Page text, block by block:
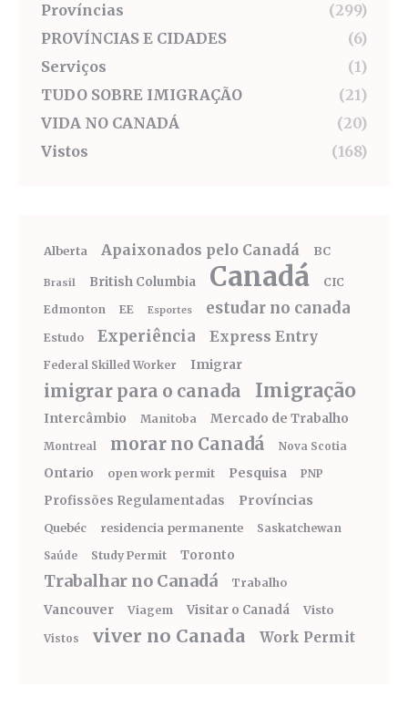
Províncias
(299)
PROVÍNCIAS E CIDADES
(6)
Serviços
(1)
TUDO SOBRE IMIGRAÇÃO
(21)
VIDA NO CANADÁ
(20)
Vistos
(168)
Alberta Apaixonados pelo Canadá BC
Brasil British Columbia Canadá
CIC
Edmonton
EE Esportes estudar no canada
Estudo Experiência Express Entry
Federal Skilled Worker Imigrar
imigrar para o canada Imigração
Intercâmbio Manitoba Mercado de Trabalho
Montreal morar no Canadá Nova Scotia
Ontario open work permit Pesquisa PNP
Profissões Regulamentadas Províncias
Quebéc residencia permanente Saskatchewan
Saúde Study Permit Toronto
Trabalhar no Canadá Trabalho
Vancouver Viagem Visitar o Canadá Visto
Vistos viver no Canada Work Permit